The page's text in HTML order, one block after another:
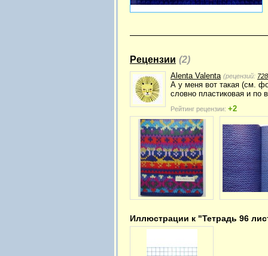
Рецензии (2)
Alenta Valenta (рецензий: 728
А у меня вот такая (см.
словно пластиковая и по
Рейтинг рецензии: +2
Иллюстрации к "Тетрадь 96